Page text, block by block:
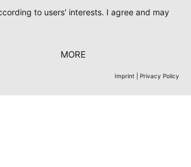
to users' interests. I agree and may
MORE
Imprint Privacy Policy